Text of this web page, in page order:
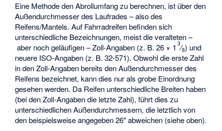
Eine Methode den Abrollumfang zu berechnen, ist über den
Außendurchmesser des Laufrades – also des
Reifens/Mantels. Auf Fahrradreifen befinden sich
unterschiedliche Bezeichnungen, meist die veralteten –
aber noch geläufigen – Zoll-Angaben (z. B. 26 × 1 3⁄8) und
neuere ISO-Angaben (z. B. 32-571). Obwohl die erste Zahl
in den Zoll-Angaben bereits den Außendurchmesser des
Reifens bezeichnet, kann dies nur als grobe Einordnung
gesehen werden. Da Reifen unterschiedliche Breiten haben
(bei den Zoll-Angaben die letzte Zahl), führt dies zu
unterschiedlichen Außendurchmessern, die letztlich von
den beispielsweise angegeben 26″ abweichen (siehe oben).